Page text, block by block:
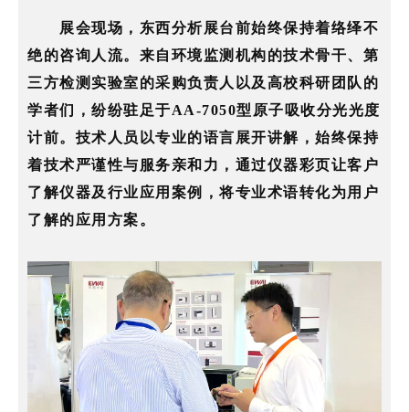
展会现场，东西分析展台前始终保持着络绎不
绝的咨询人流。来自环境监测机构的技术骨干、第
三方检测实验室的采购负责人以及高校科研团队的
学者们，纷纷驻足于AA-7050型原子吸收分光光度
计前。技术人员以专业的语言展开讲解，始终保持
着技术严谨性与服务亲和力，通过仪器彩页让客户
了解仪器及行业应用案例，将专业术语转化为用户
了解的应用方案。